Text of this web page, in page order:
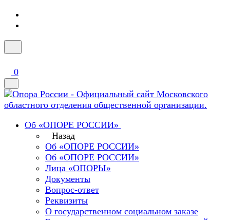
0
Об «ОПОРЕ РОССИИ»
Назад
Об «ОПОРЕ РОССИИ»
Об «ОПОРЕ РОССИИ»
Лица «ОПОРЫ»
Документы
Вопрос-ответ
Реквизиты
О государственном социальном заказе